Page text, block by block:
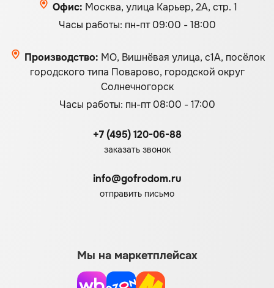
Офис: Москва, улица Карьер, 2А, стр. 1
Часы работы: пн-пт 09:00 - 18:00
Производство: МО, Вишнёвая улица, с1А, посёлок
городского типа Поварово, городской округ
Солнечногорск
Часы работы: пн-пт 08:00 - 17:00
+7 (495) 120-06-88
заказать звонок
info@gofrodom.ru
отправить письмо
Мы на маркетплейсах